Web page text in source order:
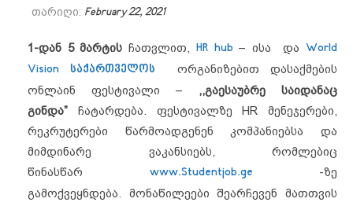
თარიღი: February 22, 2021
1-დან 5 მარტის ჩათვლით, HR hub – ისა დაWorld
Vision საქართველოს
ორგანიზებით დასაქმების
ონლაინ ფესტივალი – ,,გაესაუბრე საიდანაც
გინდა” ჩატარდება. ფესტივალზე HR მენეჯერები,
რეკრუტერები წარმოადგენენ კომპანიებსა და
მიმდინარე ვაკანსიებს, რომლებიც
წინასწარ www.Studentjob.ge -ზე
გამოქვეყნდება. მონაწილეები შეარჩევენ მათთვის